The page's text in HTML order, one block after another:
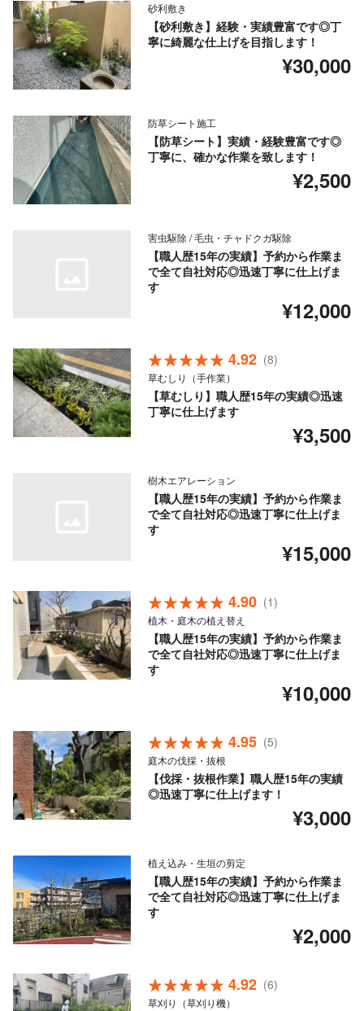
砂利敷き
【砂利敷き】経験・実績豊富です◎丁
寧に綺麗な仕上げを目指します！
¥30,000
防草シート施工
【防草シート】実績・経験豊富です◎
丁寧に、確かな作業を致します！
¥2,500
害虫駆除 / 毛虫・チャドクガ駆除
【職人歴15年の実績】予約から作業ま
で全て自社対応◎迅速丁寧に仕上げま
す
¥12,000
4.92 (8)
草むしり（手作業）
【草むしり】職人歴15年の実績◎迅速
丁寧に仕上げます
¥3,500
樹木エアレーション
【職人歴15年の実績】予約から作業ま
で全て自社対応◎迅速丁寧に仕上げま
す
¥15,000
4.90 (1)
植木・庭木の植え替え
【職人歴15年の実績】予約から作業ま
で全て自社対応◎迅速丁寧に仕上げま
す
¥10,000
4.95 (5)
庭木の伐採・抜根
【伐採・抜根作業】職人歴15年の実績
◎迅速丁寧に仕上げます！
¥3,000
植え込み・生垣の剪定
【職人歴15年の実績】予約から作業ま
で全て自社対応◎迅速丁寧に仕上げま
す
¥2,000
4.92 (6)
草刈り（草刈り機）